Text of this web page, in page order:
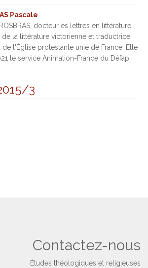
Pascale
docteur ès lettres en littérature
de la littérature victorienne et traductrice
de l'Église protestante unie de France. Elle
le service Animation-France du Défap.
3
Contactez-nous
Études théologiques et religieuses